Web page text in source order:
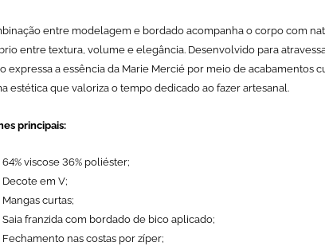
entre modelagem e bordado acompanha o corpo com
entre textura, volume e elegância. Desenvolvido para
expressa a essência da Marie Mercié por meio de acabamentos
estética que valoriza o tempo dedicado ao fazer artesanal.
principais:
64% viscose 36% poliéster;
Decote em V;
Mangas curtas;
Saia franzida com bordado de bico aplicado;
Fechamento nas costas por zíper;